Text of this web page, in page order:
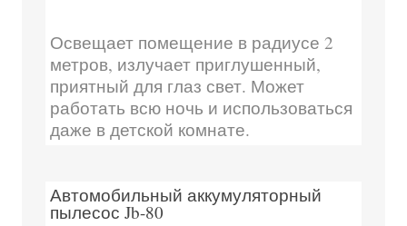
Освещает помещение в радиусе 2
метров, излучает приглушенный,
приятный для глаз свет. Может
работать всю ночь и использоваться
даже в детской комнате.
Автомобильный аккумуляторный
пылесос Jb-80